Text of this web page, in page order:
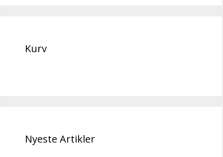
Kurv
Nyeste Artikler